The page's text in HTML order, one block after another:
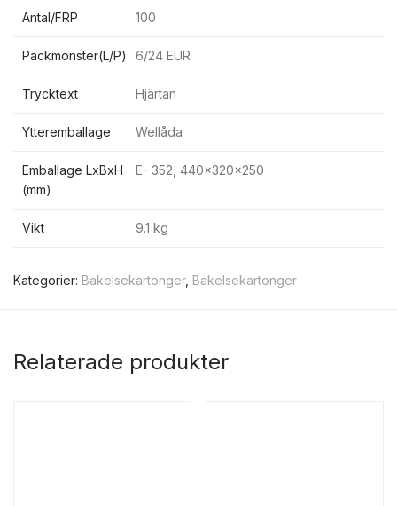
Antal/FRP 100
Packmönster(L/P) 6/24 EUR
Trycktext Hjärtan
Ytteremballage Wellåda
Emballage LxBxH
(mm)
E- 352, 440x320x250
Vikt 9.1 kg
Kategorier: Bakelsekartonger, Bakelsekartonger
Relaterade produkter